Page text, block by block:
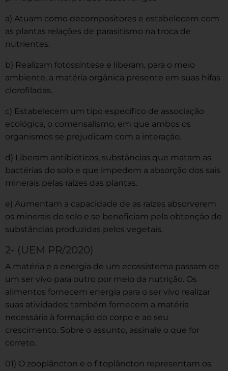
a) Atuam como decompositores e estabelecem com
as plantas relações de parasitismo na troca de
nutrientes.
b) Realizam fotossíntese e liberam, para o meio
ambiente, a matéria orgânica presente em suas hifas
clorofiladas.
c) Estabelecem um tipo específico de associação
ecológica, o comensalismo, em que ambos os
organismos se prejudicam com a interação.
d) Liberam antibióticos, substâncias que matam as
bactérias do solo e que impedem a absorção dos sais
minerais pelas raízes das plantas.
e) Aumentam a capacidade de as raízes absorverem
os minerais do solo e se beneficiam pela obtenção de
substâncias produzidas pelos vegetais.
2- (UEM PR/2020)
A matéria e a energia de um ecossistema passam de
um ser vivo para outro por meio da nutrição. Os
alimentos fornecem energia para o ser vivo realizar
suas atividades; também fornecem a matéria
necessária à formação do corpo e ao seu
crescimento. Sobre o assunto, assinale o que for
correto.
01) O zooplâncton e o fitoplâncton representam os